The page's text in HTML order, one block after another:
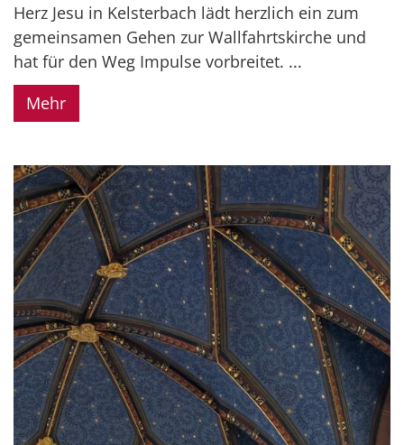
Herz Jesu in Kelsterbach lädt herzlich ein zum
gemeinsamen Gehen zur Wallfahrtskirche und
hat für den Weg Impulse vorbreitet. ...
Mehr